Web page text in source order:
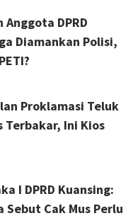
DPRD
Diamankan Polisi,
Proklamasi Teluk
Terbakar, Ini Kios
I DPRD Kuansing:
Cak Mus Perlu